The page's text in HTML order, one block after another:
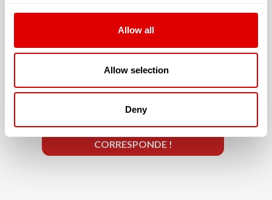
Allow all
Allow selection
Deny
La résidence accepte les résidents dont la
dépendance est évaluée à :
G.I.R. 5 & 6
JE SOUHAITE TROUVER LA
RÉSIDENCE SÉNIOR QUI ME
CORRESPONDE !